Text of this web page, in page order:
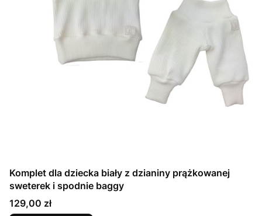
Komplet dla dziecka biały z dzianiny prążkowanej
sweterek i spodnie baggy
Cena
129,00 zł